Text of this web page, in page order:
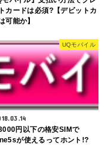
カードは必須?【デビットカ
可能か】
UQモバイル
円以下の格安SIMで
が使えるってホント!?